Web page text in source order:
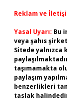
Reklam ve
Yasal Uyarı: Bu
veya şahıs
Sitede yalnızca
taşımamakta
paylaşım
benzerlikleri
taslak